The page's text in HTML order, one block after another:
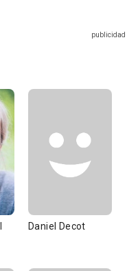
Daniel Decot